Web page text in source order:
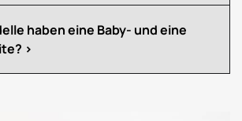
haben eine Baby- und eine